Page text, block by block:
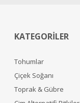
KATEGORİLER
Tohumlar
Çiçek Soğanı
Toprak & Gübre